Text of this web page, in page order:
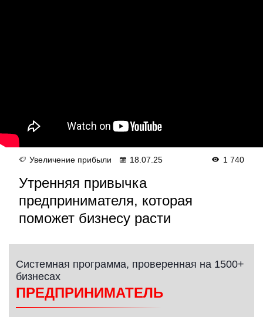
Увеличение прибыли 18.07.25 1 740
Утренняя привычка
предпринимателя, которая
поможет бизнесу расти
Системная программа, проверенная на 1500+
бизнесах
ПРЕДПРИНИМАТЕЛЬ